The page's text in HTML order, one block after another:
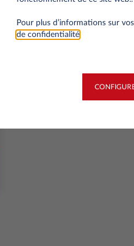
69actuellement
Pour plus d’informations sur
de confidentialité